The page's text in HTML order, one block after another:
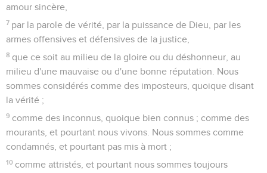
amour sincère,
7 par la parole de vérité, par la puissance de Dieu, par les
armes offensives et défensives de la justice,
8 que ce soit au milieu de la gloire ou du déshonneur, au
milieu d'une mauvaise ou d'une bonne réputation. Nous
sommes considérés comme des imposteurs, quoique disant
la vérité ;
9 comme des inconnus, quoique bien connus ; comme des
mourants, et pourtant nous vivons. Nous sommes comme
condamnés, et pourtant pas mis à mort ;
10 comme attristés, et pourtant nous sommes toujours